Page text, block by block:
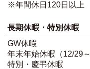
※年間休日120日以上
長期休暇・特別休暇
GW休暇
年末年始休暇（12/29～
特別・慶弔休暇